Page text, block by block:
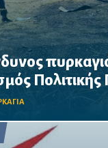
Προστασίας λόγω
η